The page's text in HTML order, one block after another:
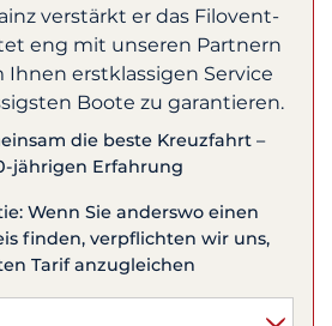
verstärkt er das Filovent-
eng mit unseren Partnern
Ihnen erstklassigen Service
Boote zu garantieren.
die beste Kreuzfahrt –
jährigen Erfahrung
Wenn Sie anderswo einen
finden, verpflichten wir uns,
Tarif anzugleichen